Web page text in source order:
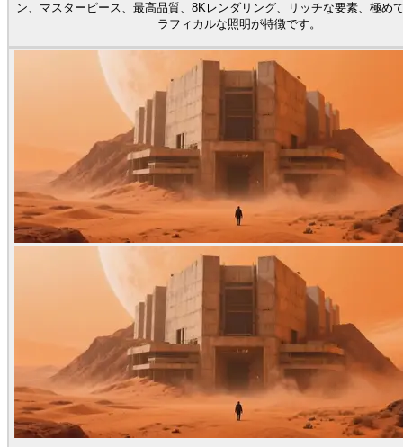
ン、マスターピース、最高品質、8Kレンダリング、リッチな要素、極め
ラフィカルな照明が特徴です。